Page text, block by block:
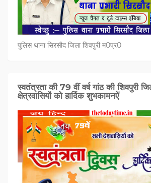
पुलिस थाना सिरसौद जिला शिवपुरी म0प्र0
स्वतंत्रता की 79 वीं वर्ष गांठ की शिवपुरी
क्षेत्रवासियों को हार्दिक शुभकामनऐं